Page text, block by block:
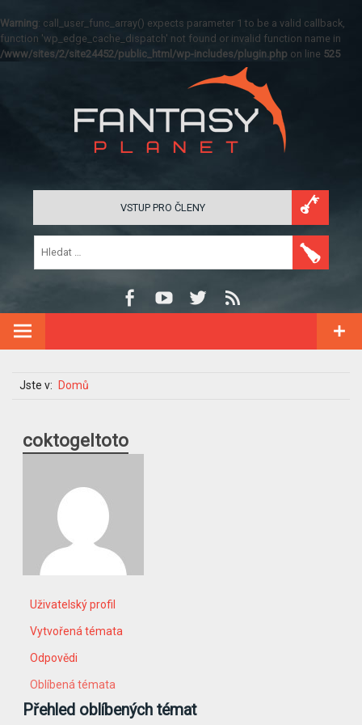
Warning: call_user_func_array() expects parameter 1 to be a valid callback,
function 'wp_edge_cache_dispatch' not found or invalid function name in
/www/sites/2/site24452/public_html/wp-includes/plugin.php on line 525
VSTUP PRO ČLENY
Jste v: Domů
coktogeltoto
Uživatelský profil
Vytvořená témata
Odpovědi
Oblíbená témata
Přehled oblíbených témat